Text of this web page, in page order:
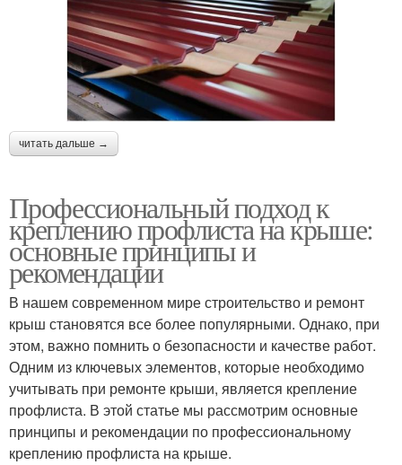
читать дальше →
Профессиональный подход к
креплению профлиста на крыше:
основные принципы и
рекомендации
В нашем современном мире строительство и ремонт
крыш становятся все более популярными. Однако, при
этом, важно помнить о безопасности и качестве работ.
Одним из ключевых элементов, которые необходимо
учитывать при ремонте крыши, является крепление
профлиста. В этой статье мы рассмотрим основные
принципы и рекомендации по профессиональному
креплению профлиста на крыше.